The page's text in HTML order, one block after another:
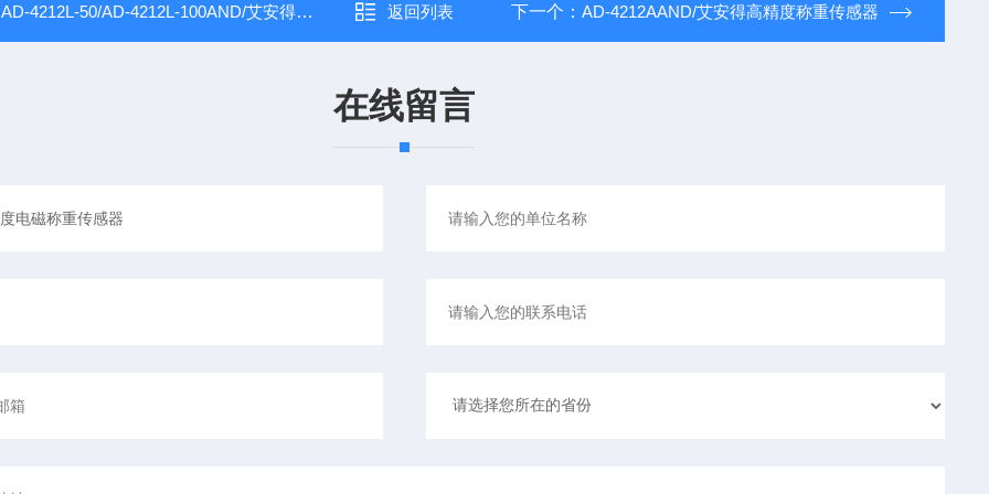
AD-4212L-50/AD-4212L-100AND/艾安得高精度紧凑型称重模块 返回列表 下一个： AD-4212AAND/艾安得高精度称重传感器
在线留言